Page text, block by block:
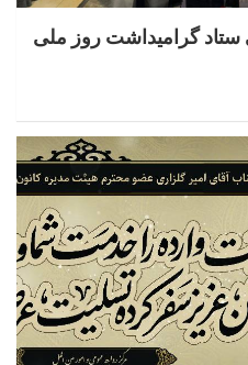
ستاد گرامیداشت روز ملی